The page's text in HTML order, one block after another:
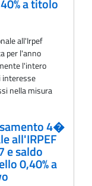
a titolo
all'Irpef
per l'anno
l'intero
interesse
nella misura
4�
all'IRPEF
e saldo
0,40% a